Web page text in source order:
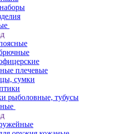
плечевые
сумки
рыболовные, тубусы